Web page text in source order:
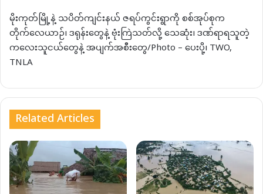
မိုးကုတ်မြို့နဲ့ သပိတ်ကျင်းနယ် ဇရပ်ကွင်းရွာကို စစ်အုပ်စုက
တိုက်လေယာဉ်၊ ဒရုန်းတွေနဲ့ ဗုံးကြဲသတ်လို့ သေဆုံး၊ ဒဏ်ရာရသူတဲ့
ကလေးသူငယ်တွေနဲ့ အပျက်အစီးတွေ/Photo – ပေးပို့၊ TWO,
TNLA
Related Articles